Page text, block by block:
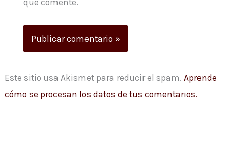
Este sitio usa Akismet para reducir el spam. Aprende
cómo se procesan los datos de tus comentarios.